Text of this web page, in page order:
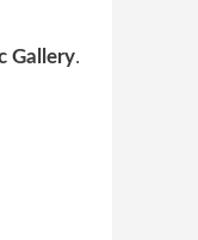
Gallery.